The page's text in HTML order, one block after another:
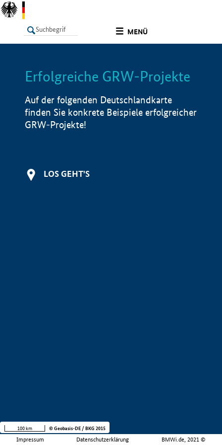
MENÜ
LISTE Info
Erfolgreiche GRW-Projekte
Auf der folgenden Deutschlandkarte
finden Sie konkrete Beispiele erfolgreicher
GRW-Projekte!
LOS GEHT'S
Impressum Datenschutzerklärung BMWi.de, 2021 ©
100 km © Geobasis-DE / BKG 2015